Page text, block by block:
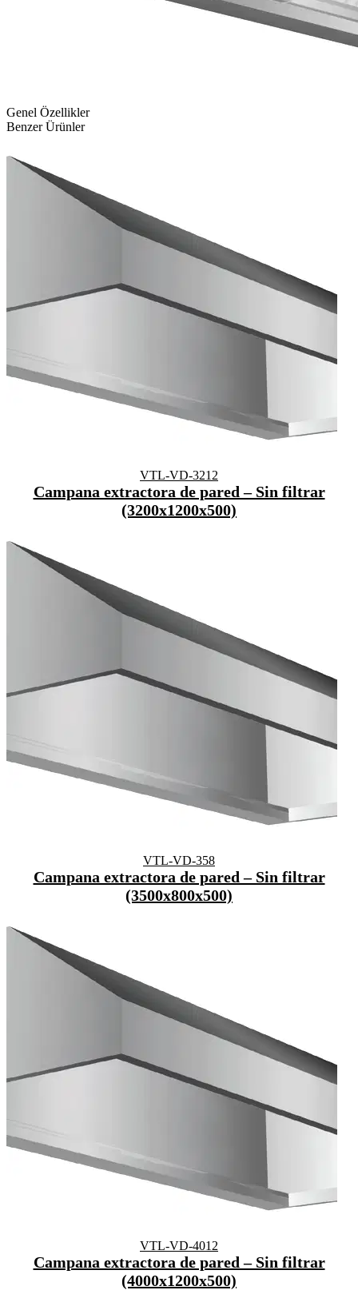
Genel Özellikler
Benzer Ürünler
VTL-VD-3212
Campana extractora de pared – Sin filtrar
(3200x1200x500)
VTL-VD-358
Campana extractora de pared – Sin filtrar
(3500x800x500)
VTL-VD-4012
Campana extractora de pared – Sin filtrar
(4000x1200x500)